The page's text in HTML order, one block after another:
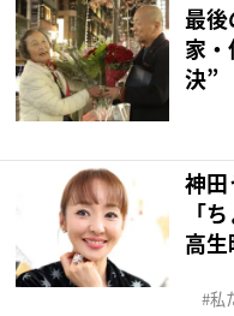
最
家
決”
神田
「
高
私